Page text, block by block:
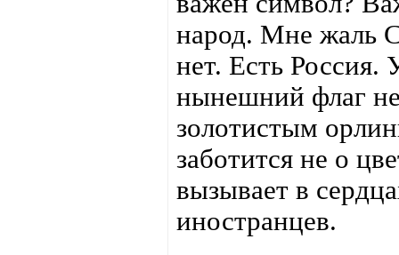
народ. Мне жаль
нет. Есть Россия.
нынешний флаг
золотистым
заботится не о
вызывает в
иностранцев.